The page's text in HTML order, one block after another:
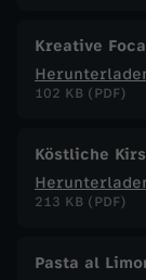
Kreative
102 KB (PDF)
Köstliche
213 KB (PDF)
Pasta al